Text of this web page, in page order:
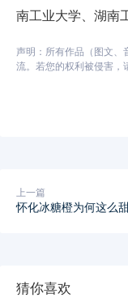
南工业大学、湖南
声明：所有作品（图文、
流。若您的权利被侵害
上一篇
怀化冰糖橙为何这么
猜你喜欢